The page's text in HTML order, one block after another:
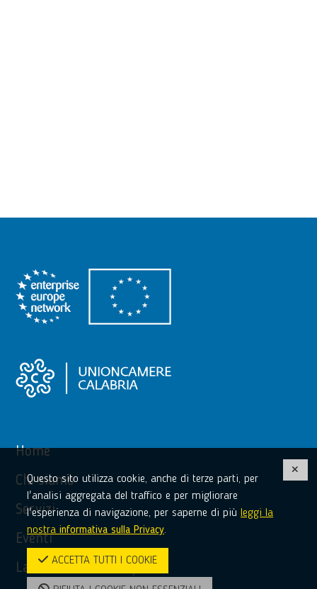
Home
Chi siamo
Servizi
Eventi
La tua voce in Europa
Questo sito utilizza cookie, anche di terze parti, per
l'analisi aggregata del traffico e per migliorare
l'esperienza di navigazione, per saperne di più leggi la
nostra informativa sulla Privacy.
ACCETTA TUTTI I COOKIE